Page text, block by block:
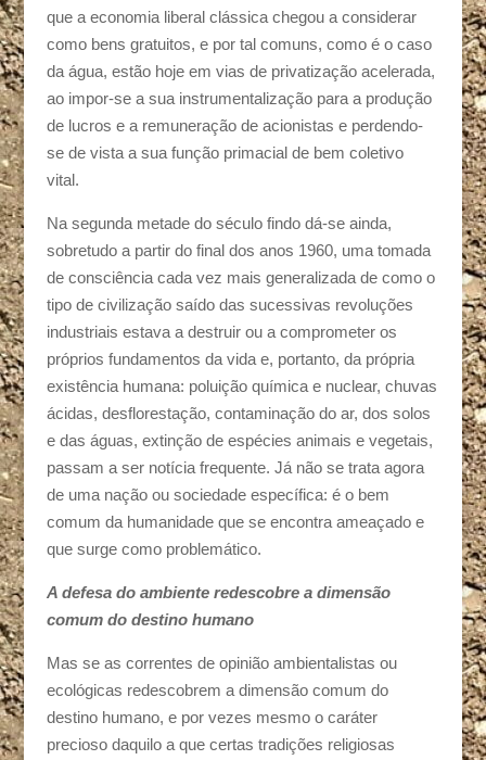
que a economia liberal clássica chegou a considerar
como bens gratuitos, e por tal comuns, como é o caso
da água, estão hoje em vias de privatização acelerada,
ao impor-se a sua instrumentalização para a produção
de lucros e a remuneração de acionistas e perdendo-
se de vista a sua função primacial de bem coletivo
vital.
Na segunda metade do século findo dá-se ainda,
sobretudo a partir do final dos anos 1960, uma tomada
de consciência cada vez mais generalizada de como o
tipo de civilização saído das sucessivas revoluções
industriais estava a destruir ou a comprometer os
próprios fundamentos da vida e, portanto, da própria
existência humana: poluição química e nuclear, chuvas
ácidas, desflorestação, contaminação do ar, dos solos
e das águas, extinção de espécies animais e vegetais,
passam a ser notícia frequente. Já não se trata agora
de uma nação ou sociedade específica: é o bem
comum da humanidade que se encontra ameaçado e
que surge como problemático.
A defesa do ambiente redescobre a dimensão
comum do destino humano
Mas se as correntes de opinião ambientalistas ou
ecológicas redescobrem a dimensão comum do
destino humano, e por vezes mesmo o caráter
precioso daquilo a que certas tradições religiosas